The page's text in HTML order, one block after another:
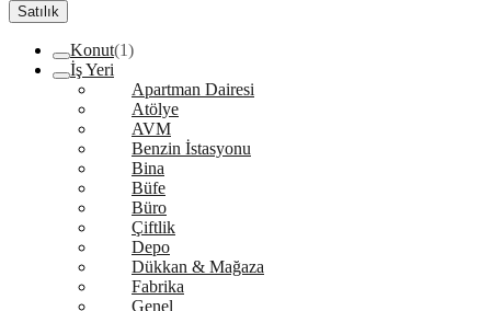
Satılık
Konut(1)
İş Yeri
Apartman Dairesi
Atölye
AVM
Benzin İstasyonu
Bina
Büfe
Büro
Çiftlik
Depo
Dükkan & Mağaza
Fabrika
Genel